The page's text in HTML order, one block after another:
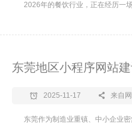
2026年的餐饮行业，正在经历一
东莞地区小程序网站
2025-11-17 来自
东莞作为制造业重镇、中小企业